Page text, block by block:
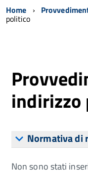
Home
politico
Normativa di
Non sono stati